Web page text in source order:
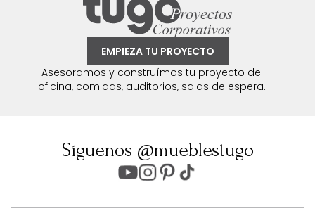
EMPIEZA TU PROYECTO
Asesoramos y construímos tu proyecto de:
oficina, comidas, auditorios, salas de espera.
Síguenos @mueblestugo